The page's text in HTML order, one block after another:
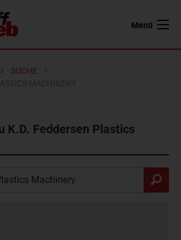
Menü
SUCHE
K.D. Feddersen Plastics